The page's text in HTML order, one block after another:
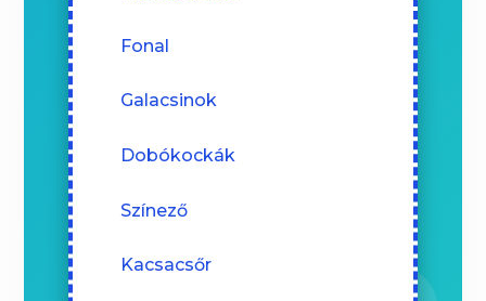
Fonal
Galacsinok
Dobókockák
Színező
Kacsacsőr